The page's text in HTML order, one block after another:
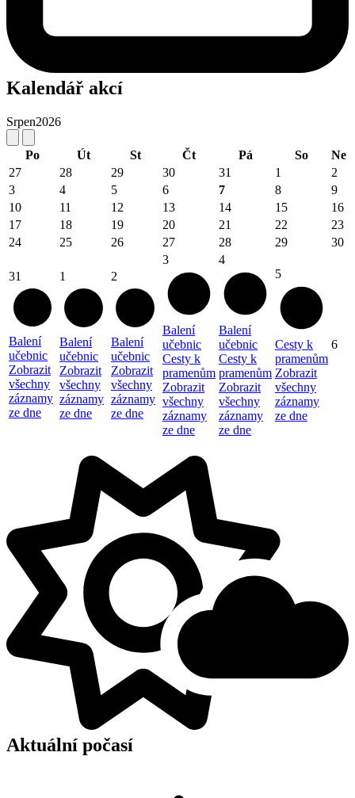
Kalendář akcí
Srpen2026
Po Út St Čt Pá So
Ne
27
28 29 30 31 1
2
3
4 5 6 7 8
9
10
11 12 13 14 15
16
17
18 19 20 21 22
23
24
25 26 27 28 29 30
31
Balení
učebnic
Zobrazit
všechny
záznamy
ze dne
1
Balení
učebnic
Zobrazit
všechny
záznamy
ze dne
2
Balení
učebnic
Zobrazit
všechny
záznamy
ze dne
3
Balení
učebnic
Cesty k
pramenům
Zobrazit
všechny
záznamy
ze dne
4
Balení
učebnic
Cesty k
pramenům
Zobrazit
všechny
záznamy
ze dne
5
Cesty k
pramenům
Zobrazit
všechny
záznamy
ze dne
6
Aktuální počasí